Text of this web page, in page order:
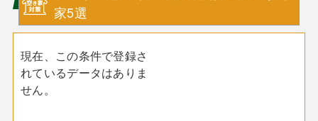
家5選
現在、この条件で登録さ
れているデータはありま
せん。